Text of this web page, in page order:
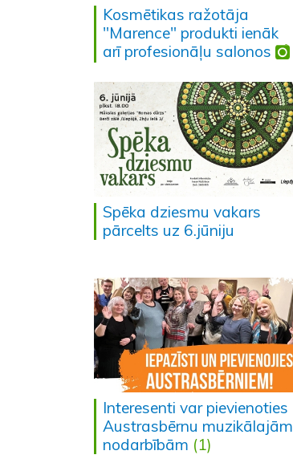
Kosmētikas ražotāja
"Marence" produkti ienāk
arī profesionāļu salonos
Spēka dziesmu vakars
pārcelts uz 6.jūniju
Interesenti var pievienoties
Austrasbērnu muzikālajām
nodarbībām (1)